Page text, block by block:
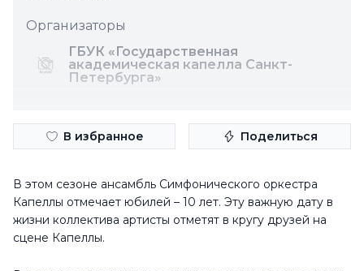
Организаторы
ГБУК «Государственная
академическая капелла Санкт-
Петербурга»
В избранное Поделиться
В этом сезоне ансамбль Симфонического оркестра
Капеллы отмечает юбилей – 10 лет. Эту важную дату в
жизни коллектива артисты отметят в кругу друзей на
сцене Капеллы.